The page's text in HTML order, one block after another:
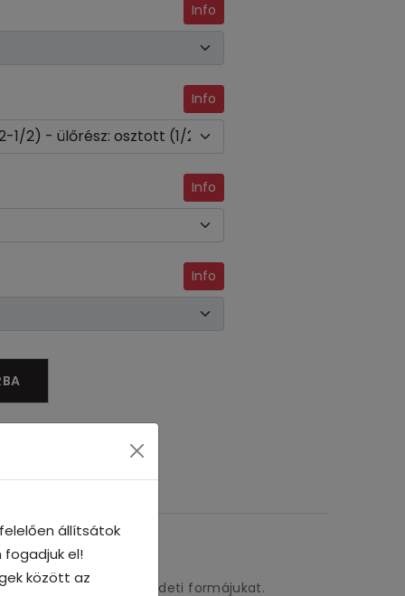
Info
Info
Info
Info
megmaradjon.
és eredeti formájukat.
állítsátok
el!
között az